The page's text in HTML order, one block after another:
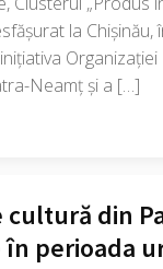
la
Neamț și a […]
din
perioada